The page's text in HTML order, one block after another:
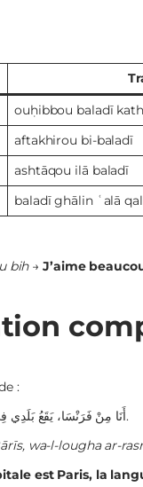
ouḥibbou baladī
aftakhirou bi-baladī
ashtāqou ilā baladī
baladī ghālin ʿalā
bih→J’aime
:
أَنَا مِنْ فَرَنْسَا، يَقَعُ بَلَدِي فِي أُورُوبَّا، عَاصِمَتُهُ بَارِيس، وَاللُّغَةُ الرَّسْمِيَّةُ هِيَ الفَرَنْسِيَّةُ، وَأُحِبُّ بَلَدِي كَثِيرًا.
wa-l-lougha ar-
est Paris, la